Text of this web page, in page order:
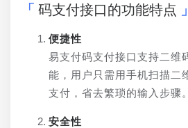
码支付接口的功能特点
便捷性
易支付码支付接口支持二维
能，用户只需用手机扫描二
支付，省去繁琐的输入步骤。
安全性